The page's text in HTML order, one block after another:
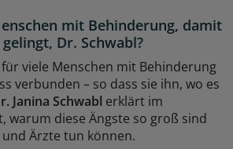
mit Behinderung, damit
Dr. Schwabl?
viele Menschen mit Behinderung
verbunden – so dass sie ihn, wo es
Janina Schwabl erklärt im
warum diese Ängste so groß sind
Ärzte tun können.